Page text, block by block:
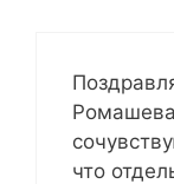
что